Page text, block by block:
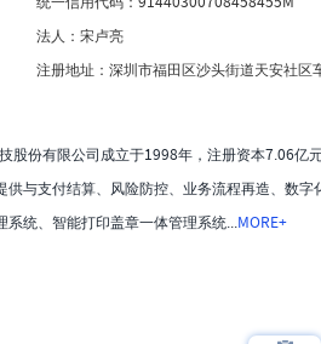
法人：宋卢亮
注册地址：深圳市福田区沙头街道天安社区
股份有限公司成立于1998年，注册资本7.06
供与支付结算、风险防控、业务流程再造、数
统、智能打印盖章一体管理系统... MORE+